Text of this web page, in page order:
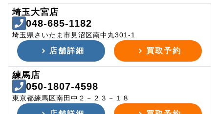
埼玉大宮店
048-685-1182
埼玉県さいたま市見沼区南中丸301-1
店舗詳細 買取予約
練馬店
050-1807-4598
東京都練馬区南田中２－２３－１８